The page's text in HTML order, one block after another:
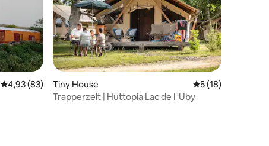
Durchschnittliche Bewertung: 4,93 von 5, 83 Bewertungen
4,93 (83)
Tiny House Durchschnittliche
5 (18)
Trapperzelt | Huttopia Lac de l 'Uby